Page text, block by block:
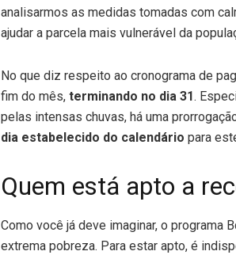
analisarmos as medidas tomadas com
ajudar a parcela mais vulnerável da
No que diz respeito ao cronograma de
fim do mês, terminando no dia 31.
pelas intensas chuvas, há uma
dia estabelecido do calendário para
Quem está apto a
Como você já deve imaginar, o programa
extrema pobreza. Para estar apto, é